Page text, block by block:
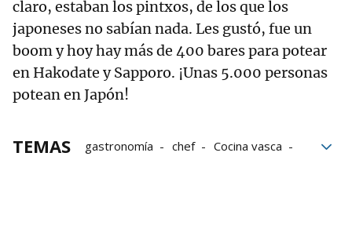
claro, estaban los pintxos, de los que los
japoneses no sabían nada. Les gustó, fue un
boom y hoy hay más de 400 bares para potear
en Hakodate y Sapporo. ¡Unas 5.000 personas
potean en Japón!
TEMAS gastronomía chef
Cocina vasca